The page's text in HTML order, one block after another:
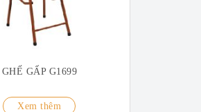
GHẾ GẤP G1699
Xem thêm